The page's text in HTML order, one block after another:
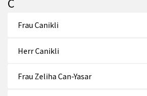
C
Frau Canikli
Herr Canikli
Frau Zeliha Can-Yasar